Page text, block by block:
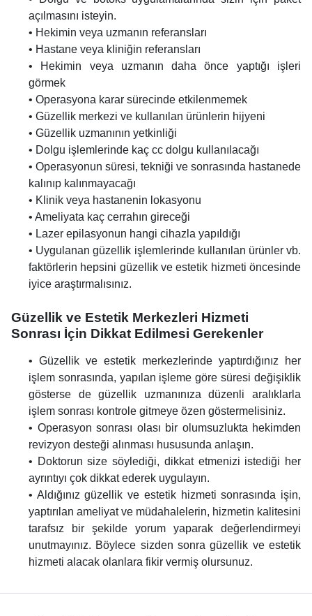
açılmasını isteyin.
• Hekimin veya uzmanın referansları
• Hastane veya kliniğin referansları
• Hekimin veya uzmanın daha önce yaptığı işleri
görmek
• Operasyona karar sürecinde etkilenmemek
• Güzellik merkezi ve kullanılan ürünlerin hijyeni
• Güzellik uzmanının yetkinliği
• Dolgu işlemlerinde kaç cc dolgu kullanılacağı
• Operasyonun süresi, tekniği ve sonrasında hastanede
kalınıp kalınmayacağı
• Klinik veya hastanenin lokasyonu
• Ameliyata kaç cerrahın gireceği
• Lazer epilasyonun hangi cihazla yapıldığı
• Uygulanan güzellik işlemlerinde kullanılan ürünler vb.
faktörlerin hepsini güzellik ve estetik hizmeti öncesinde
iyice araştırmalısınız.
Güzellik ve Estetik Merkezleri Hizmeti
Sonrası İçin Dikkat Edilmesi Gerekenler
• Güzellik ve estetik merkezlerinde yaptırdığınız her
işlem sonrasında, yapılan işleme göre süresi değişiklik
gösterse de güzellik uzmanınıza düzenli aralıklarla
işlem sonrası kontrole gitmeye özen göstermelisiniz.
• Operasyon sonrası olası bir olumsuzlukta hekimden
revizyon desteği alınması hususunda anlaşın.
• Doktorun size söylediği, dikkat etmenizi istediği her
ayrıntıyı çok dikkat ederek uygulayın.
• Aldığınız güzellik ve estetik hizmeti sonrasında işin,
yaptırılan ameliyat ve müdahalelerin, hizmetin kalitesini
tarafsız bir şekilde yorum yaparak değerlendirmeyi
unutmayınız. Böylece sizden sonra güzellik ve estetik
hizmeti alacak olanlara fikir vermiş olursunuz.